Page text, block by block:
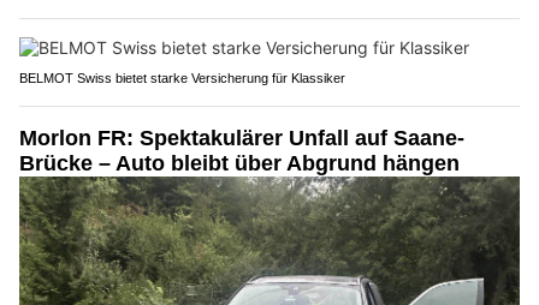
BELMOT Swiss bietet starke Versicherung für Klassiker
Morlon FR: Spektakulärer Unfall auf Saane-
Brücke – Auto bleibt über Abgrund hängen